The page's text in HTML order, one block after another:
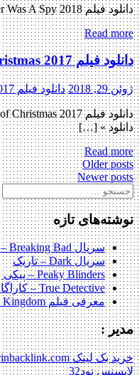
دانلود فیلم The Catcher Was A Spy 2018 The Catcher Was A Spy 2018 با کیفیت ۷۲۰p Web-dl پیش نمایش فیلم اضافه شد نسخه کم حجم و با کیفیت x265 اضافه شد کیفیت ۴۸۰p اضافه […]
Read more
دانلود فیلم 12Deaths of Christmas 2017
ژوئن 29, 2018 دانلود فیلم 2017
دانلود » […]
Read more
Posts
navigation
Older posts
Newer posts
جستجو
برای:
نوشته‌های تازه
سریال Breaking Bad – افسار گسیخته
سریال Dark – تاریک
Peaky Blinders – پیکی بلایندرز
True Detective – کاراگاه واقعی
معرفی فیلم The Last Kingdom – آخرین پادشاهی
مدیر :
خرید بک لینک behtarinbacklink.com
لایسنس نود32